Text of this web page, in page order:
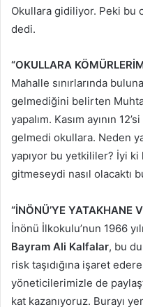
Okullara gidiliyor. Peki bu
dedi.
“OKULLARA
Mahalle sınırlarında
gelmediğini belirten
yapalım. Kasım ayının
gelmedi okullara. Neden
yapıyor bu yetkililer? İyi
gitmeseydi nasıl olacaktı
“İNÖNÜ’YE YATAKHANE
İnönü İlkokulu’nun 1966
Bayram Ali Kalfalar, bu
risk taşıdığına işaret
yöneticilerimizle de
kat kazanıyoruz. Burayı